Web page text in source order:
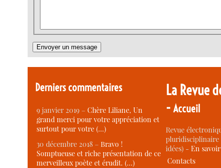
Derniers commentaires
9 janvier 2019 –Chère Liliane, Un
grand merci pour votre appréciation et
surtout pour votre (…)
30 décembre 2018 –Bravo !
Somptueuse et riche présentation de ce
merveilleux poète et érudit. (…)
La Revue
-Accueil
Revue
idées) -En
Contacts